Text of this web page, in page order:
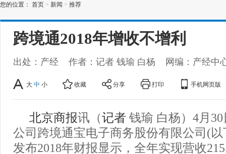
您的位置： 首页 > 新闻 > 推荐
跨境通2018年增收不增利
出处：产经 作者：记者 钱瑜 白杨 网编：产经中
大 中 小 收藏 分享 打印 手机网页版
北京商报讯（记者 钱瑜 白杨）4月
公司跨境通宝电子商务股份有限公司(以
发布2018年财报显示，全年实现营收